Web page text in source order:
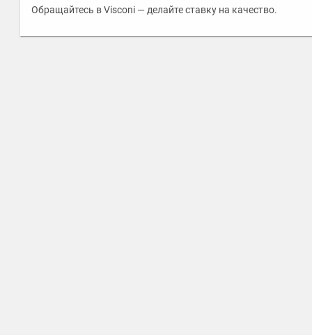
Обращайтесь в Visconi — делайте ставку на качество.